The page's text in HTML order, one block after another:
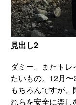
見出し2
ダミー。またト
たいもの。12月
もちろんですが
れらを安全に楽